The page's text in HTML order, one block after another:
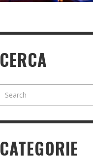
CERCA
CATEGORIE